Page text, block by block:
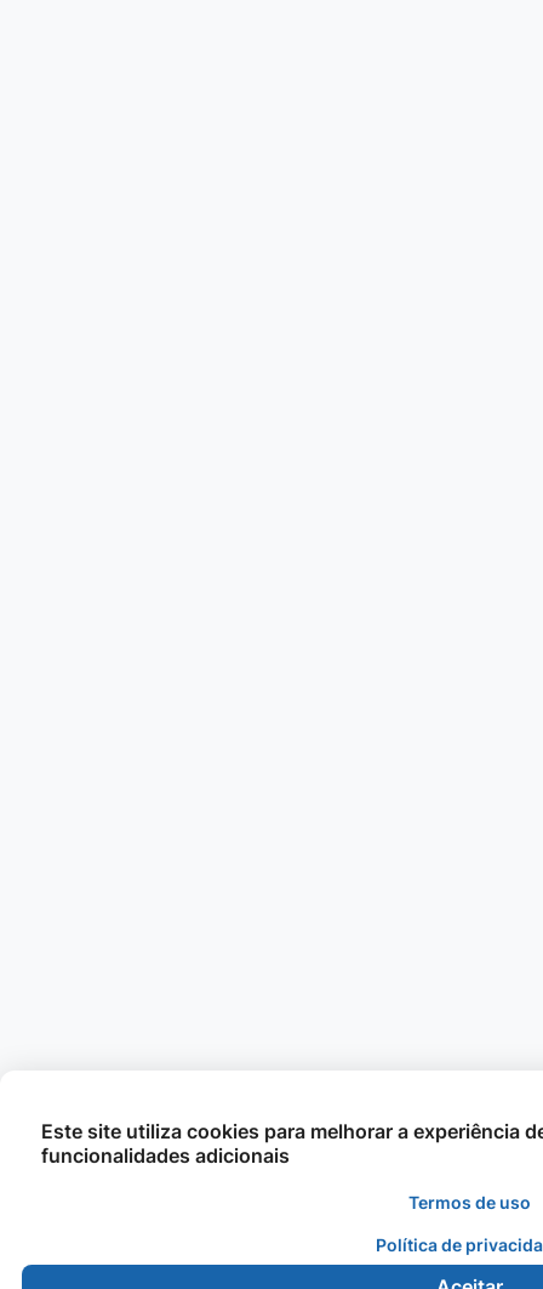
Este site utiliza cookies para melhorar a experiência
funcionalidades adicionais
Termos de uso
Política de